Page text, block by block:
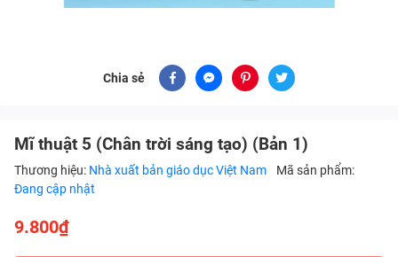
Chia sẻ
Mĩ thuật 5 (Chân trời sáng tạo) (Bản 1)
Thương hiệu: Nhà xuất bản giáo dục Việt Nam
Mã sản phẩm:
Đang cập nhật
9.800₫